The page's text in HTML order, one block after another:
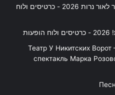
משופן ועד AC/DC - מופע פסנתר לאור נרות 2026 - כרטיסים ולוח
"Театр У Никитских
спектакль Марка